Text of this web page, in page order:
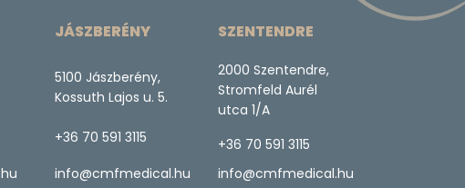
JÁSZBERÉNY
5100 Jászberény,
Kossuth Lajos u. 5.
+36 70 591 3115
info@cmfmedical.hu
SZENTENDRE
2000 Szentendre,
Stromfeld Aurél
utca 1/A
+36 70 591 3115
info@cmfmedical.hu